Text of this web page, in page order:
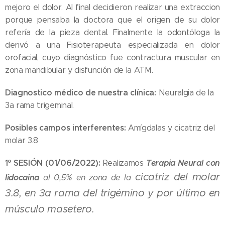
mejoro el dolor. Al final decidieron realizar una extraccion
porque pensaba la doctora que el origen de su dolor
refería de la pieza dental. Finalmente la odontóloga la
derivó a una Fisioterapeuta especializada en dolor
orofacial, cuyo diagnóstico fue contractura muscular en
zona mandibular y disfunción de la ATM.
Diagnostico médico de nuestra clínica: Neuralgia de la
3a rama trigeminal.
Posibles campos interferentes:Amígdalas y cicatriz del
molar 3.8
1º SESIÓN (01/06/2022): Realizamos Terapia Neural con
lidocainaal 0,5% en zona de lacicatriz del molar
3.8, en 3a rama del trigémino y por último en
músculo masetero.